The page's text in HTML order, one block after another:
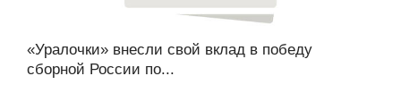
«Уралочки» внесли свой вклад в победу
сборной России по...